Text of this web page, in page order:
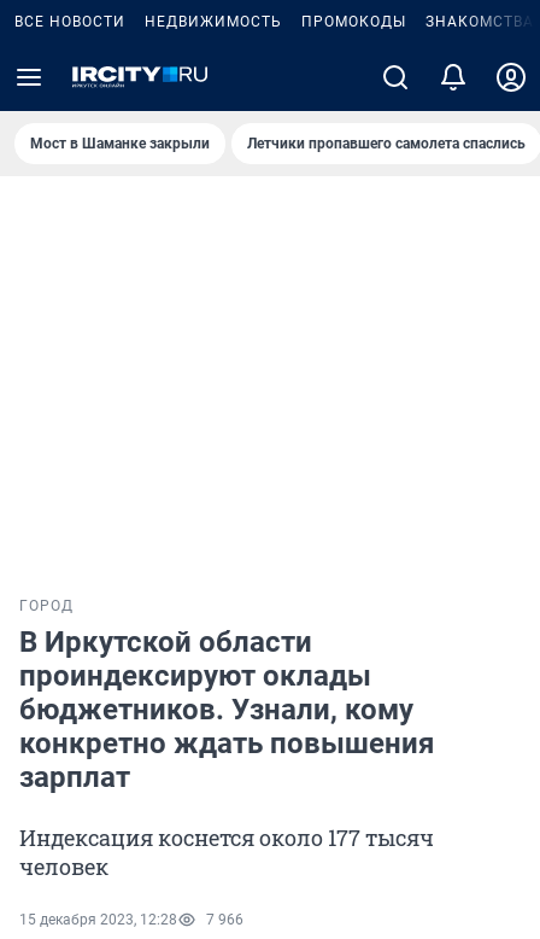
ВСЕ НОВОСТИ НЕДВИЖИМОСТЬ ПРОМОКОДЫ ЗНАКОМСТВА
Мост в Шаманке закрыли Летчики пропавшего самолета спаслись
ГОРОД
В Иркутской области
проиндексируют оклады
бюджетников. Узнали, кому
конкретно ждать повышения
зарплат
Индексация коснется около 177 тысяч
человек
15 декабря 2023, 12:28 7 966